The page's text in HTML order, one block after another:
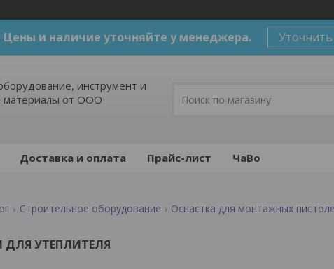
Цены и наличие уточняйте у менеджера.
инструмент и
материалы от ООО
Доставка и оплата Прайс-лист ЧаВо
Строительное оборудование Оснастка для монтажных
УТЕПЛИТЕЛЯ